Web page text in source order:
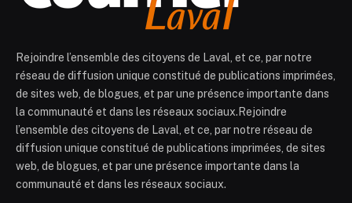
Rejoindre l’ensemble des citoyens de Laval, et ce, par notre
réseau de diffusion unique constitué de publications imprimées,
de sites web, de blogues, et par une présence importante dans
la communauté et dans les réseaux sociaux.Rejoindre
l’ensemble des citoyens de Laval, et ce, par notre réseau de
diffusion unique constitué de publications imprimées, de sites
web, de blogues, et par une présence importante dans la
communauté et dans les réseaux sociaux.